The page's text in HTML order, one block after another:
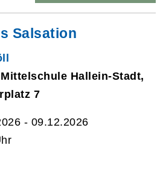
Salsation
Hallein-Stadt,
7
- 09.12.2026